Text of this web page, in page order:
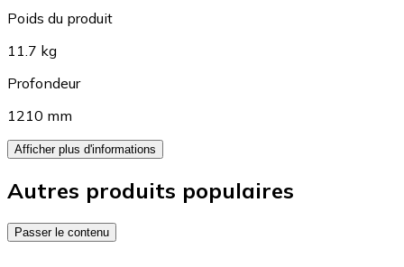
Poids du produit
11.7 kg
Profondeur
1210 mm
Afficher plus d'informations
Autres produits populaires
Passer le contenu